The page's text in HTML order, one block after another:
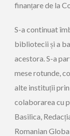
finanțare de la
S-a continuat
bibliotecii și a
acestora. S-a
mese rotunde,
alte instituții
colaborarea cu
Basilica,
Romanian